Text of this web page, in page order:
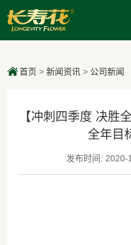
首页 > 新闻资讯> 公司新闻
【冲刺四季度 决胜
全年目
发布时间: 2020-